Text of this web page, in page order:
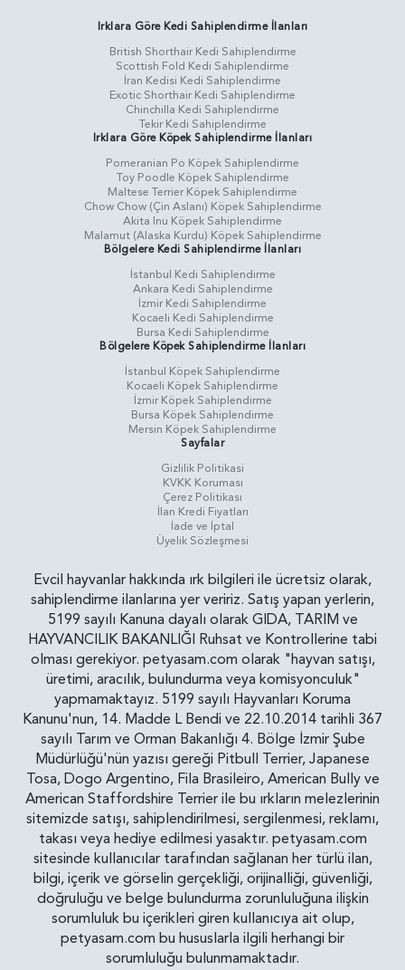
Irklara Göre Kedi Sahiplendirme İlanları
British Shorthair Kedi Sahiplendirme
Scottish Fold Kedi Sahiplendirme
İran Kedisi Kedi Sahiplendirme
Exotic Shorthair Kedi Sahiplendirme
Chinchilla Kedi Sahiplendirme
Tekir Kedi Sahiplendirme
Irklara Göre Köpek Sahiplendirme İlanları
Pomeranian Po Köpek Sahiplendirme
Toy Poodle Köpek Sahiplendirme
Maltese Terrier Köpek Sahiplendirme
Chow Chow (Çin Aslanı) Köpek Sahiplendirme
Akita Inu Köpek Sahiplendirme
Malamut (Alaska Kurdu) Köpek Sahiplendirme
Bölgelere Kedi Sahiplendirme İlanları
İstanbul Kedi Sahiplendirme
Ankara Kedi Sahiplendirme
İzmir Kedi Sahiplendirme
Kocaeli Kedi Sahiplendirme
Bursa Kedi Sahiplendirme
Bölgelere Köpek Sahiplendirme İlanları
İstanbul Köpek Sahiplendirme
Kocaeli Köpek Sahiplendirme
İzmir Köpek Sahiplendirme
Bursa Köpek Sahiplendirme
Mersin Köpek Sahiplendirme
Sayfalar
Gizlilik Politikasi
KVKK Koruması
Çerez Politikası
İlan Kredi Fiyatları
İade ve İptal
Üyelik Sözleşmesi
Evcil hayvanlar hakkında ırk bilgileri ile ücretsiz olarak,
sahiplendirme ilanlarına yer veririz. Satış yapan yerlerin,
5199 sayılı Kanuna dayalı olarak GIDA, TARIM ve
HAYVANCILIK BAKANLIĞI Ruhsat ve Kontrollerine tabi
olması gerekiyor. petyasam.com olarak "hayvan satışı,
üretimi, aracılık, bulundurma veya komisyonculuk"
yapmamaktayız. 5199 sayılı Hayvanları Koruma
Kanunu'nun, 14. Madde L Bendi ve 22.10.2014 tarihli 367
sayılı Tarım ve Orman Bakanlığı 4. Bölge İzmir Şube
Müdürlüğü'nün yazısı gereği Pitbull Terrier, Japanese
Tosa, Dogo Argentino, Fila Brasileiro, American Bully ve
American Staffordshire Terrier ile bu ırkların melezlerinin
sitemizde satışı, sahiplendirilmesi, sergilenmesi, reklamı,
takası veya hediye edilmesi yasaktır. petyasam.com
sitesinde kullanıcılar tarafından sağlanan her türlü ilan,
bilgi, içerik ve görselin gerçekliği, orijinalliği, güvenliği,
doğruluğu ve belge bulundurma zorunluluğuna ilişkin
sorumluluk bu içerikleri giren kullanıcıya ait olup,
petyasam.com bu hususlarla ilgili herhangi bir
sorumluluğu bulunmamaktadır.